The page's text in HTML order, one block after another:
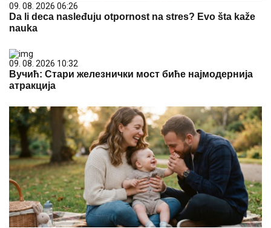
09. 08. 2026 06:26
Da li deca nasleđuju otpornost na stres? Evo šta kaže
nauka
09. 08. 2026 10:32
Вучић: Стари железнички мост биће најмодернија
атракција